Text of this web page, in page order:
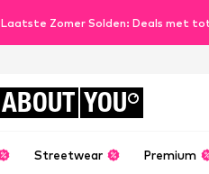
Laatste Zomer Solden: Deals met
ABOUT YOU
Streetwear Premium